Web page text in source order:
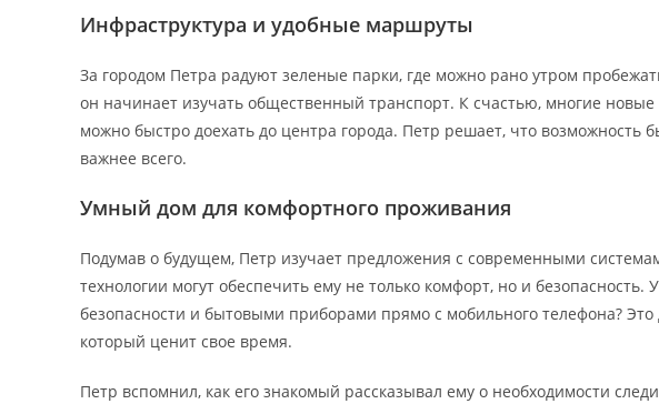
Инфраструктура и удобные маршруты
За городом Петра радуют зеленые парки, где можно рано утром
он начинает изучать общественный транспорт. К счастью, многие новые
можно быстро доехать до центра города. Петр решает, что возможность
важнее всего.
Умный дом для комфортного проживания
Подумав о будущем, Петр изучает предложения с современными
технологии могут обеспечить ему не только комфорт, но и
безопасности и бытовыми приборами прямо с мобильного телефона? Это
который ценит свое время.
Петр вспомнил, как его знакомый рассказывал ему о необходимости